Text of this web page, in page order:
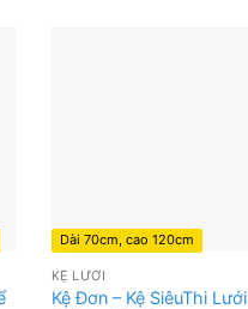
KỆ LƯỚI
Kệ Đơn – Kệ SiêuThi Lưới
Dài 70cm, cao 120cm